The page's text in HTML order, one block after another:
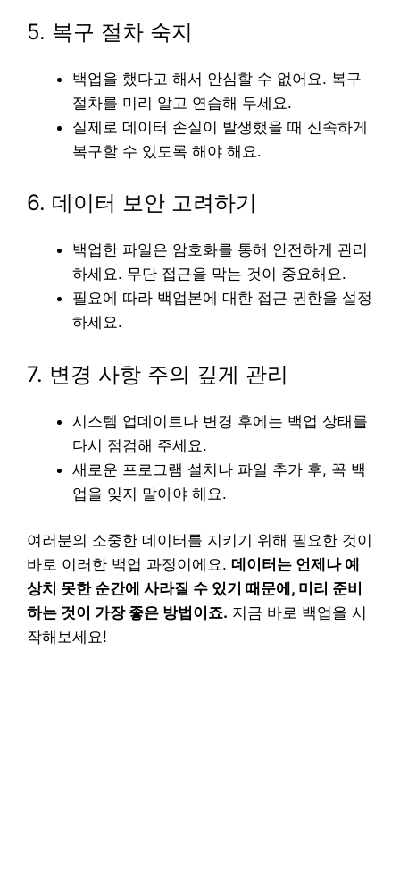
5. 복구 절차 숙지
백업을 했다고 해서 안심할 수 없어요. 복구
절차를 미리 알고 연습해 두세요.
실제로 데이터 손실이 발생했을 때 신속하게
복구할 수 있도록 해야 해요.
6. 데이터 보안 고려하기
백업한 파일은 암호화를 통해 안전하게 관리
하세요. 무단 접근을 막는 것이 중요해요.
필요에 따라 백업본에 대한 접근 권한을 설정
하세요.
7. 변경 사항 주의 깊게 관리
시스템 업데이트나 변경 후에는 백업 상태를
다시 점검해 주세요.
새로운 프로그램 설치나 파일 추가 후, 꼭 백
업을 잊지 말아야 해요.
여러분의 소중한 데이터를 지키기 위해 필요한 것이
바로 이러한 백업 과정이에요. 데이터는 언제나 예
상치 못한 순간에 사라질 수 있기 때문에, 미리 준비
하는 것이 가장 좋은 방법이죠. 지금 바로 백업을 시
작해보세요!